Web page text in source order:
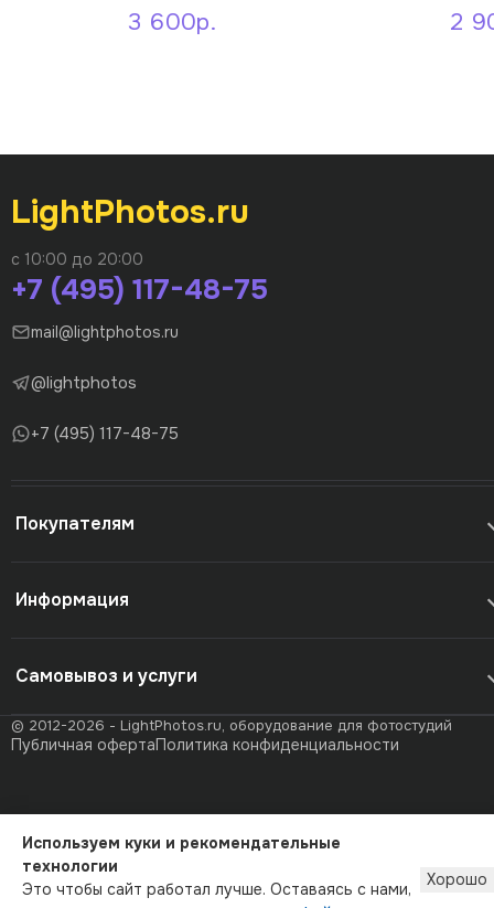
3 600р. 2
LightPhotos.ru
с 10:00 до 20:00
+7 (495) 117-48-75
mail@lightphotos.ru
@lightphotos
+7 (495) 117-48-75
Покупателям
Информация
Самовывоз и услуги
© 2012-2026 - LightPhotos.ru, оборудование для фотостудий
Публичная офертаПолитика конфиденциальности
Используем куки и рекомендательные
технологии
Это чтобы сайт работал лучше. Оставаясь с нами,
Хорошо